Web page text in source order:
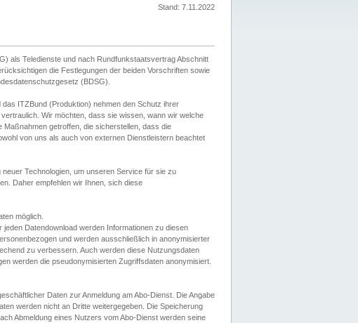
Stand: 7.11.2022
als Teledienste und nach Rundfunkstaatsvertrag Abschnitt
die Festlegungen der beiden Vorschriften sowie
(BDSG).
ITZBund (Produktion) nehmen den Schutz ihrer
Wir möchten, dass sie wissen, wann wir welche
getroffen, die sicherstellen, dass die
von uns als auch von externen Dienstleistern beachtet
Technologien, um unseren Service für sie zu
Daher empfehlen wir Ihnen, sich diese
möglich.
Datendownload werden Informationen zu diesen
und werden ausschließlich in anonymisierter
zu verbessern. Auch werden diese Nutzungsdaten
werden die pseudonymisierten Zugriffsdaten anonymisiert.
Daten zur Anmeldung am Abo-Dienst. Die Angabe
werden nicht an Dritte weitergegeben. Die Speicherung
Abmeldung eines Nutzers vom Abo-Dienst werden seine